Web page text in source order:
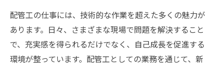
配管工の仕事には、技術的な作業を超えた多くの魅力が
あります。日々、さまざまな現場で問題を解決すること
で、充実感を得られるだけでなく、自己成長を促進する
環境が整っています。配管工としての業務を通じて、新